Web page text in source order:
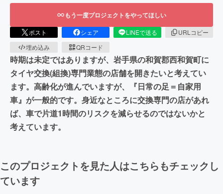
もう一度プロジェクトをやってほしい
ポスト シェア LINEで送る
URLコピー
埋め込み
QRコード
時期は未定ではありますが、岩手県の和賀郡西和賀町に
タイヤ交換(組換)専門業態の店舗を開きたいと考えてい
ます。高齢化が進んでいますが、『日常の足＝自家用
車』が一般的です。身近なところに交換専門の店があれ
ば、車で片道1時間のリスクを減らせるのではないかと
考えています。
このプロジェクトを見た人はこちらもチェックし
ています